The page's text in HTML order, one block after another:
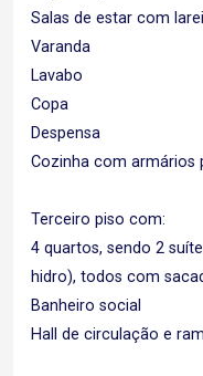
Salas de estar com
Varanda
Lavabo
Copa
Despensa
Cozinha com armários
Terceiro piso com:
4 quartos, sendo 2
hidro), todos com
Banheiro social
Hall de circulação e